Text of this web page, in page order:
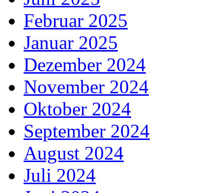
Februar 2025
Januar 2025
Dezember 2024
November 2024
Oktober 2024
September 2024
August 2024
Juli 2024